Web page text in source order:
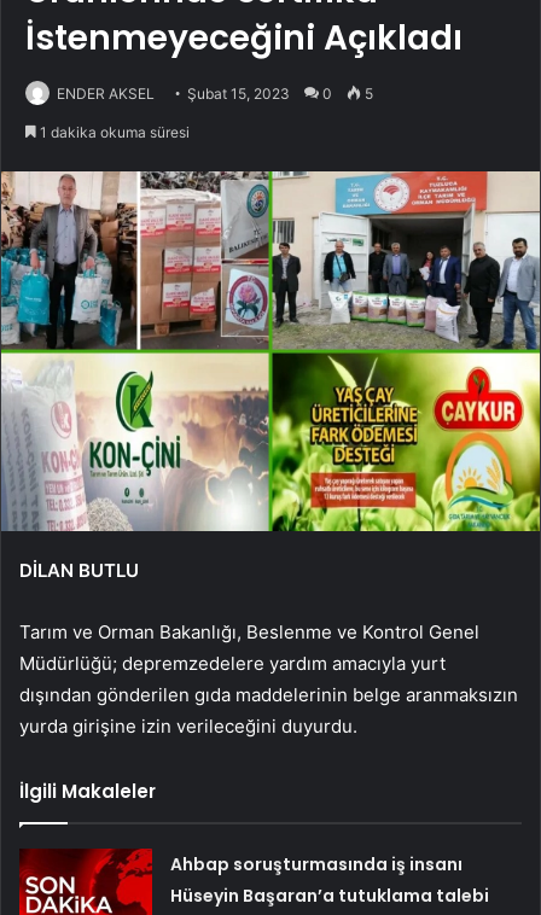
İstenmeyeceğini Açıkladı
ENDER AKSEL Şubat 15, 2023 0 5
1 dakika okuma süresi
DİLAN BUTLU
Tarım ve Orman Bakanlığı, Beslenme ve Kontrol Genel
Müdürlüğü; depremzedelere yardım amacıyla yurt
dışından gönderilen gıda maddelerinin belge aranmaksızın
yurda girişine izin verileceğini duyurdu.
İlgili Makaleler
Ahbap soruşturmasında iş insanı
Hüseyin Başaran’a tutuklama talebi